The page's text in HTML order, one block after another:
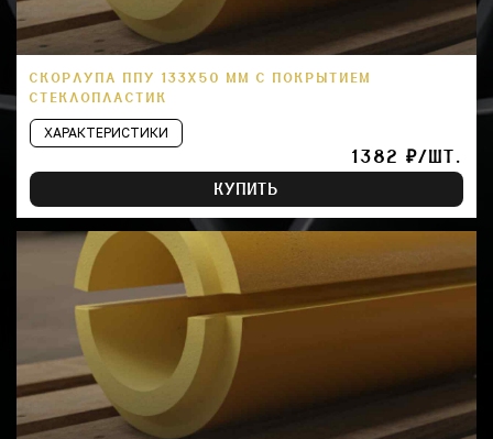
СКОРЛУПА ППУ 133Х50 ММ С ПОКРЫТИЕМ
СТЕКЛОПЛАСТИК
ХАРАКТЕРИСТИКИ
1382 ₽/ШТ.
КУПИТЬ